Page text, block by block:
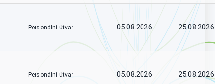
Personální útvar 05.08.2026 25.08.2026
Personální útvar 05.08.2026 25.08.2026